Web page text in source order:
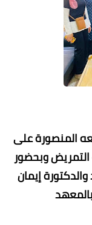
المنصورة على
التمريض وبحضور
إيمان